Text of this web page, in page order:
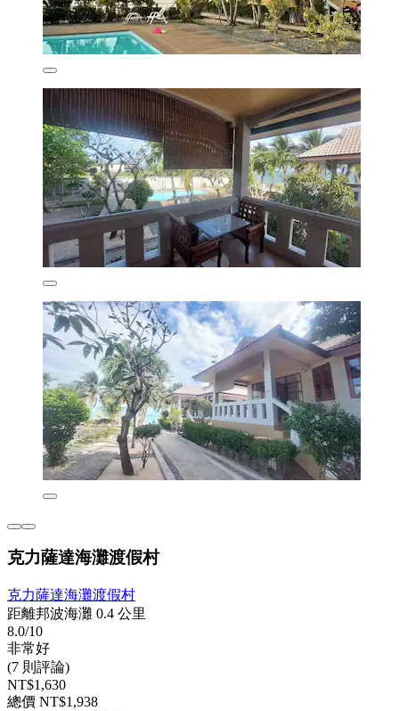
克力薩達海灘渡假村
克力薩達海灘渡假村
距離邦波海灘 0.4 公里
8.0/10
非常好
(7 則評論)
NT$1,630
總價 NT$1,938